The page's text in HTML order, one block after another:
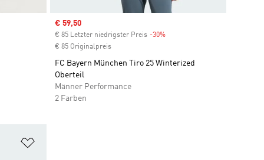
Sale price
€ 59,50
€ 85 Letzter niedrigster Preis -30%Discount
€ 85 Originalpreis
FC Bayern München Tiro 25 Winterized
Oberteil
Männer Performance
2 Farben